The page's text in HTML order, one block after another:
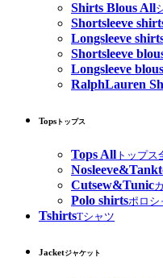
Shirts Blous All
Shortsleeve
Longsleeve
Shortsleeve
Longsleeve blous
RalphLauren
Tops トップス
Tops All トップス
Cutsew&Tunic
Polo shirtsポロシ
TshirtsTシャツ
Jacketジャケット